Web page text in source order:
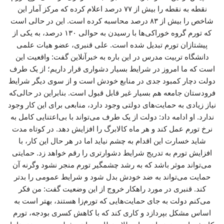
نقطه به نقطه را بیش از ۷۷ درصد اعلام کرده که مرکز آمار این
شاخص را بیش از ۸۳ درصد محاسبه کرده است. این در حالی است
که تورم گروه خوراکی‌ها با رسیدن به حوالی ۱۳۰ درصد، به یکی از
پیشتازان تورم تبدیل شده است. علی قنبری، عضو هیات علمی
دانشگاه تربیت مدرس در این باره به خبرآنلاین گفت: واقعیت این
است که ما امروز در شرایط بسیار دشواری قرار داریم؛ از یک طرف
دولت دچار کمبود جدی در منابع خودش است و از سوی دیگر شرایط
فرودستان جامعه هم بسیار غیر قابل قبول است. بنابراین در حالی‌که
نیاز زیادی به حمایت‌های دولتی وجود دارد، منابعی برای این کار وجود
ندارد. او ادامه داد: دولت از یک طرف می‌تواند با بی‌اعتنایی کامل به
نرخ تورم عمل کند و هر ماه کالابرگ را افزایش دهد. در کوتاه مدت
شاید خسارت این اقدام به چشم نیاید اما در هر حال این کار، با
افزایش تورم به تدریج شرایط دشوارتری را رقم خواهد زد. حمایتی
می‌تواند موثر باشد که به رشد چشمگیر تورم منجر نشود وگرنه آن
حمایت می‌تواند به ضد خودش بدل شود و شرایط عمومی را بدتر
کند. قنبری در مورد راهکار خروج از این وضعیت گفت: من فکر
می‌کنم دولت به جای حمایت‌هایی که تورم‌زا هستند، بهتر است به
اساس مشکل بپردازد و کاری کند که با کاهش کسری بودجه، تورم